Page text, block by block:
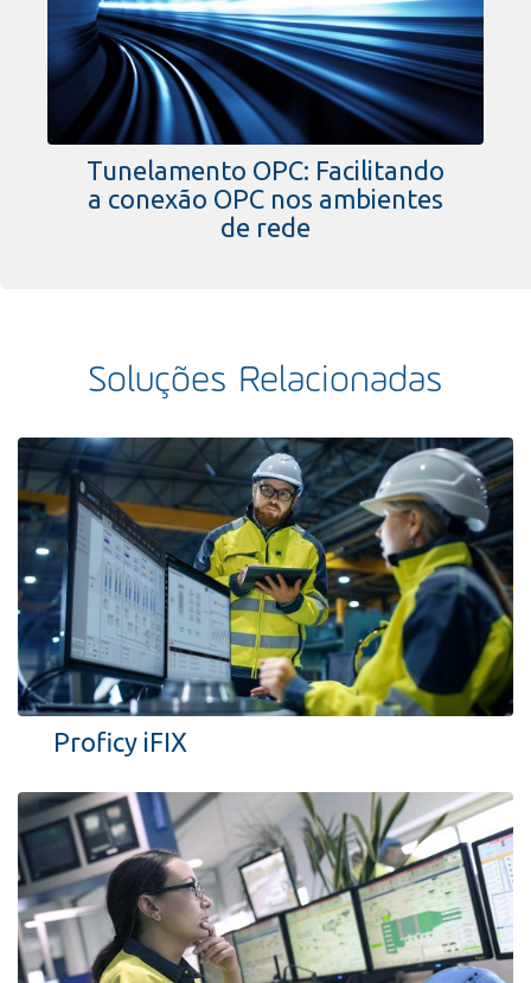
Tunelamento OPC: Facilitando
a conexão OPC nos ambientes
de rede
Soluções Relacionadas
Proficy iFIX